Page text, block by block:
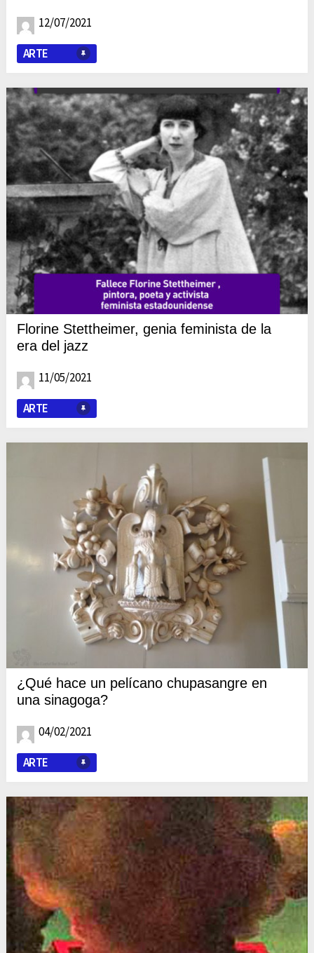
12/07/2021
ARTE
Florine Stettheimer, genia feminista de la
era del jazz
11/05/2021
ARTE
¿Qué hace un pelícano chupasangre en
una sinagoga?
04/02/2021
ARTE